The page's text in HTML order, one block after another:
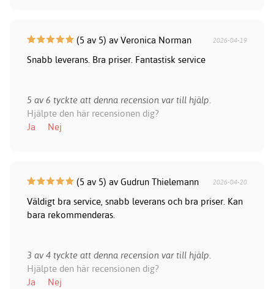
(5 av 5) av Veronica Norman 2026-04-19
Snabb leverans. Bra priser. Fantastisk service
5 av 6 tyckte att denna recension var till hjälp.
Hjälpte den här recensionen dig?
Ja
Nej
(5 av 5) av Gudrun Thielemann 2026-04-20
Väldigt bra service, snabb leverans och bra priser. Kan
bara rekommenderas.
3 av 4 tyckte att denna recension var till hjälp.
Hjälpte den här recensionen dig?
Ja
Nej